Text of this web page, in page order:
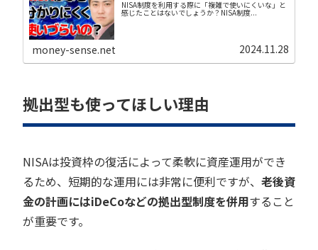
NISA制度を利用する際に「複雑で使いにくいな」と
感じたことはないでしょうか？NISA制度...
money-sense.net 2024.11.28
拠出型も使ってほしい理由
NISAは投資枠の復活によって柔軟に資産運用ができ
るため、短期的な運用には非常に便利ですが、 老後資
金の計画にはiDeCoなどの拠出型制度を併用すること
が重要です。